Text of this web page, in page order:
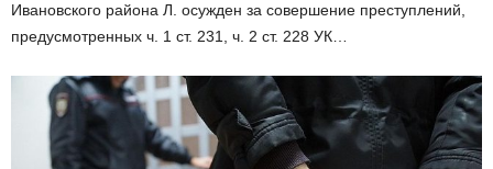
Ивановского района Л. осужден за совершение преступлений,
предусмотренных ч. 1 ст. 231, ч. 2 ст. 228 УК…